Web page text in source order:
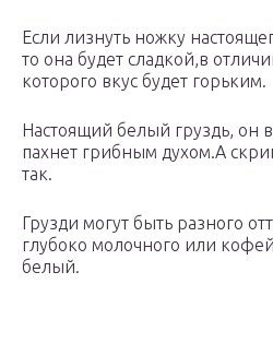
Если лизнуть ножку
то она будет сладкой,в
которого вкус будет горьким.
Настоящий белый груздь, он
пахнет грибным духом.А
так.
Грузди могут быть разного
глубоко молочного или
белый.